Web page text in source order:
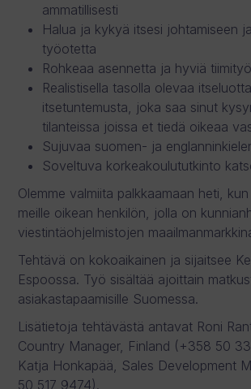
ammatillisesti
Halua ja kykyä itsesi johtamiseen
työotetta
Rohkeaa asennetta ja hyviä
Realistisella tasolla olevaa
itsetuntemusta, joka saa sinut
tilanteissa joissa et tiedä oikeaa
Sujuvaa suomen- ja
Soveltuva korkeakoulututkinto
Olemme valmiita palkkaamaan heti,
meille oikean henkilön, jolla on
viestintäohjelmistojen
Tehtävä on kokoaikainen ja sijaitsee
Espoossa. Työ sisältää ajoittain
asiakastapaamisille Suomessa.
Lisätietoja tehtävästä antavat Roni
Country Manager, Finland (+358 50
Katja Honkapää, Sales Development
50 517 9474).